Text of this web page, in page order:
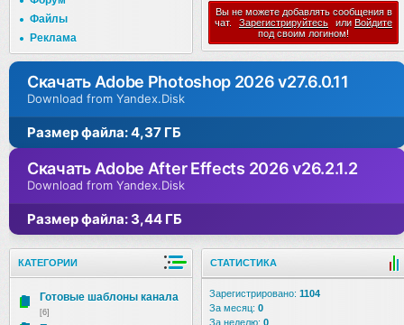
Файлы
Реклама
Вы не можете добавлять сообщения в
чат.
Зарегистрируйтесь или Войдите
под своим логином!
Скачать Adobe Photoshop 2026 v27.6.0.11
Download from Yandex.Disk
Размер файла: 4,37 ГБ
Скачать Adobe After Effects 2026 v26.2.1.2
Download from Yandex.Disk
Размер файла: 3,44 ГБ
КАТЕГОРИИ
Готовые шаблоны канала
[6]
СТАТИСТИКА
Зарегистрировано: 1104
За месяц: 0
За неделю: 0